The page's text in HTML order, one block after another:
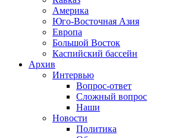
Америка
Юго-Восточная Азия
Европа
Большой Восток
Каспийский бассейн
Архив
Интервью
Вопрос-ответ
Сложный вопрос
Наши
Новости
Политика